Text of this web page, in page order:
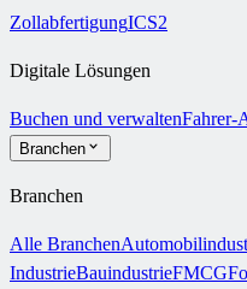
ZollabfertigungICS2
Digitale Lösungen
Buchen und verwaltenFahrer-
Branchen
Branchen
Alle Branchen
IndustrieBauindustrieFMCG